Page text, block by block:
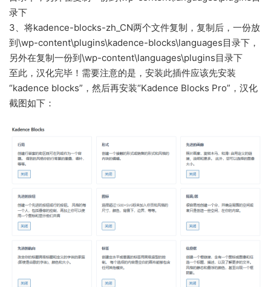
录下
3、将kadence-blocks-zh_CN两个文件复制，复制后，一份放
到\wp-content\plugins\kadence-blocks\languages目录下，
另外在复制一份到\wp-content\languages\plugins目录下
至此，汉化完毕！需要注意的是，安装此插件应该先安装
“kadence blocks”，然后再安装“Kadence Blocks Pro”，汉化
截图如下：